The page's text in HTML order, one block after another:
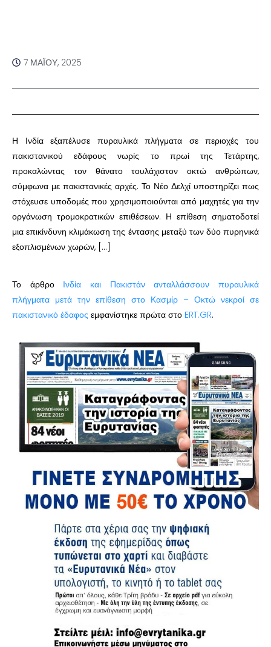
7 ΜΑΪ́ΟΥ, 2025
Η Ινδία εξαπέλυσε πυραυλικά πλήγματα σε περιοχές του
πακιστανικού εδάφους νωρίς το πρωί της Τετάρτης,
προκαλώντας τον θάνατο τουλάχιστον οκτώ ανθρώπων,
σύμφωνα με πακιστανικές αρχές. Το Νέο Δελχί υποστηρίζει πως
στόχευσε υποδομές που χρησιμοποιούνται από μαχητές για την
οργάνωση τρομοκρατικών επιθέσεων. Η επίθεση σηματοδοτεί
μια επικίνδυνη κλιμάκωση της έντασης μεταξύ των δύο πυρηνικά
εξοπλισμένων χωρών, […]
Το άρθρο Ινδία και Πακιστάν ανταλλάσσουν πυραυλικά
πλήγματα μετά την επίθεση στο Κασμίρ – Οκτώ νεκροί σε
πακιστανικό έδαφος εμφανίστηκε πρώτα στο ERT.GR.